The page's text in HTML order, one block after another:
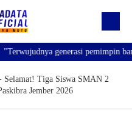
generasi pemimpin
Selamat! Tiga Siswa SMAN 2
Jember 2026